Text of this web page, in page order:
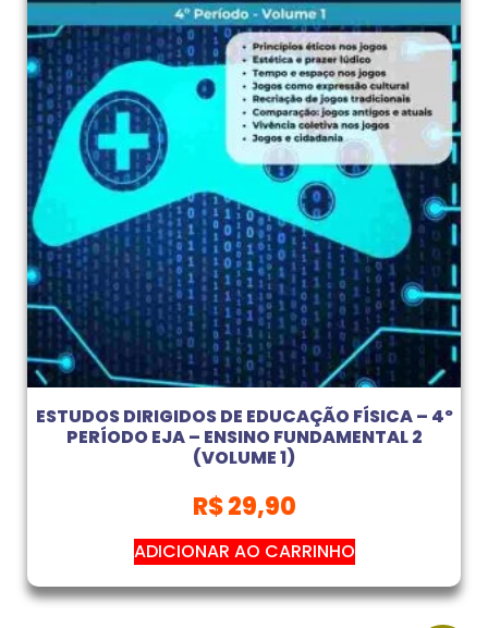
ESTUDOS DIRIGIDOS DE EDUCAÇÃO FÍSICA – 4º
PERÍODO EJA – ENSINO FUNDAMENTAL 2
(VOLUME 1)
R$29,90
ADICIONAR AO CARRINHO